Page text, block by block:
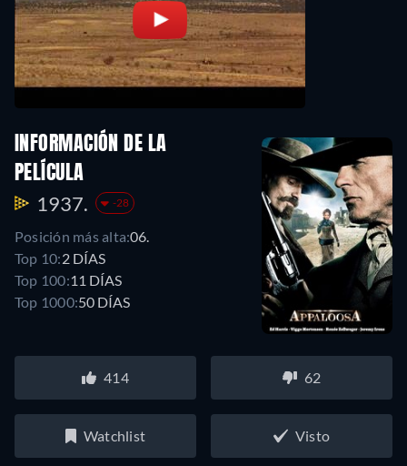
INFORMACIÓN DE LA
PELÍCULA
1937. -28
Posición más alta:06.
Top 10:2 DÍAS
Top 100:11 DÍAS
Top 1000:50 DÍAS
414 62
Watchlist Visto